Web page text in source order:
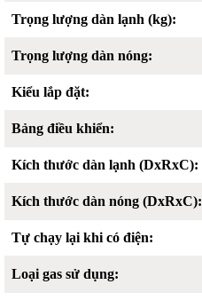
Trọng lượng dàn lạnh (kg):
Trọng lượng dàn nóng:
Kiểu lắp đặt:
Bảng điều khiển:
Kích thước dàn lạnh (DxRxC):
Kích thước dàn nóng (DxRxC):
Tự chạy lại khi có điện:
Loại gas sử dụng: